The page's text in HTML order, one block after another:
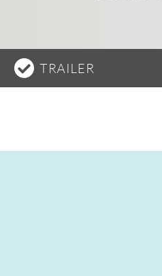
TRAILER